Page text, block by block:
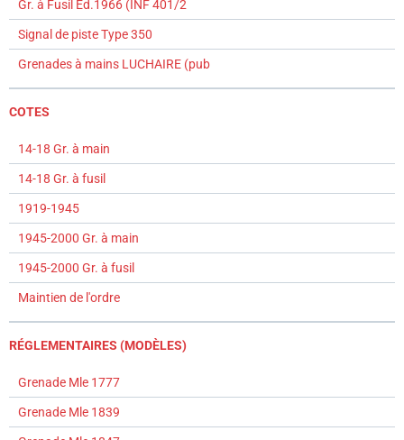
Gr. à Fusil Ed.1966 (INF 401/2
Signal de piste Type 350
Grenades à mains LUCHAIRE (pub
COTES
14-18 Gr. à main
14-18 Gr. à fusil
1919-1945
1945-2000 Gr. à main
1945-2000 Gr. à fusil
Maintien de l'ordre
RÉGLEMENTAIRES (MODÈLES)
Grenade Mle 1777
Grenade Mle 1839